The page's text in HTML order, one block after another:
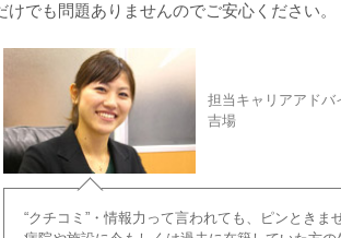
でも問題ありませんのでご安心ください。
担当キャリアアドバ
吉場
“クチコミ”・情報力って言われても、ピンときま